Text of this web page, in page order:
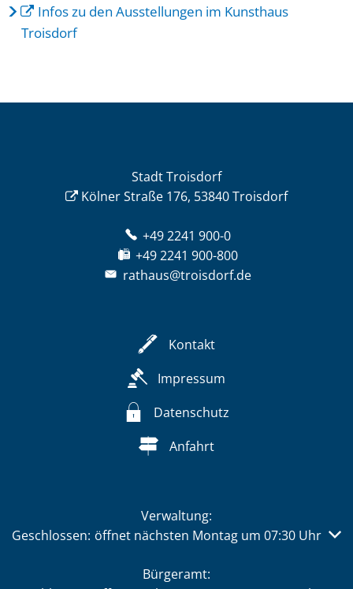
Infos zu den Ausstellungen im Kunsthaus
Troisdorf
Stadt Troisdorf
Kölner Straße 176, 53840 Troisdorf
+49 2241 900-0
+49 2241 900-800
rathaus@troisdorf.de
Kontakt
Impressum
Datenschutz
Anfahrt
Verwaltung:
Klicken, um weitere Öffnungs- oder Schließzeiten
Geschlossen: öffnet nächsten Montag um 07:30 Uhr
Bürgeramt: